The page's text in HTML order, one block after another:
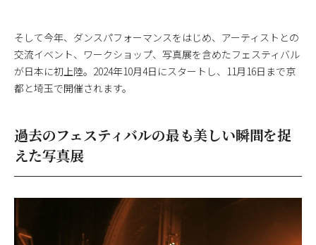
そして今年、ダンスパフォーマンスをはじめ、アーティストとの
交流イベント、ワークショップ、写真展を含めたフェスティバル
が日本に初上陸。2024年10月4日にスタートし、11月16日まで京
都と埼玉で開催されます。
過去のフェスティバルの最も美しい瞬間を捉
えた写真展